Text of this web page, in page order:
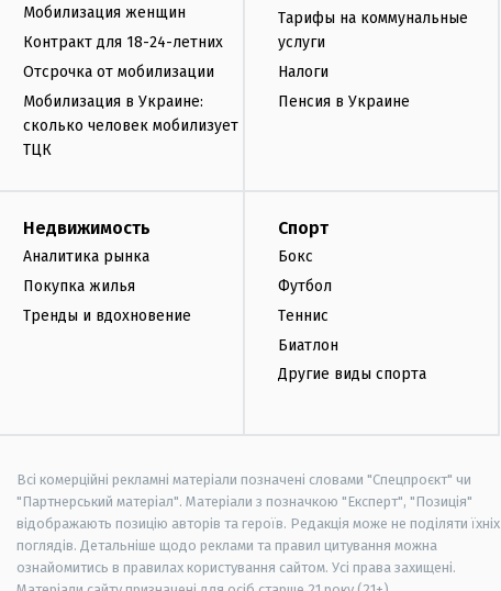
Мобилизация женщин
Контракт для 18-24-летних
Отсрочка от мобилизации
Мобилизация в Украине:
сколько человек мобилизует
ТЦК
Тарифы на коммунальные
услуги
Налоги
Пенсия в Украине
Недвижимость
Аналитика рынка
Покупка жилья
Тренды и вдохновение
Спорт
Бокс
Футбол
Теннис
Биатлон
Другие виды спорта
Всі комерційні рекламні матеріали позначені словами "Спецпроєкт" чи
"Партнерський матеріал". Матеріали з позначкою "Експерт", "Позиція"
відображають позицію авторів та героїв. Редакція може не поділяти їхніх
поглядів. Детальніше щодо реклами та правил цитування можна
ознайомитись в правилах користування сайтом. Усі права захищені.